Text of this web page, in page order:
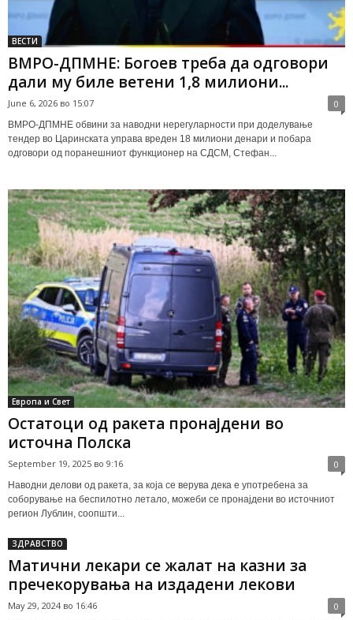
ВЕСТИ
ВМРО-ДПМНЕ: Богоев треба да одговори
дали му биле ветени 1,8 милиони...
June 6, 2026 во 15:07 0
ВМРО-ДПМНЕ обвини за наводни нерегуларности при доделување
тендер во Царинската управа вреден 18 милиони денари и побара
одговори од поранешниот функционер на СДСМ, Стефан...
Европа и Свет
Остатоци од ракета пронајдени во
источна Полска
September 19, 2025 во 9:16 0
Наводни делови од ракета, за која се верува дека е употребена за
соборување на беспилотно летало, можеби се пронајдени во источниот
регион Лублин, соопшти...
ЗДРАВСТВО
Матични лекари се жалат на казни за
пречекорувања на издадени лекови
May 29, 2024 во 16:46 0